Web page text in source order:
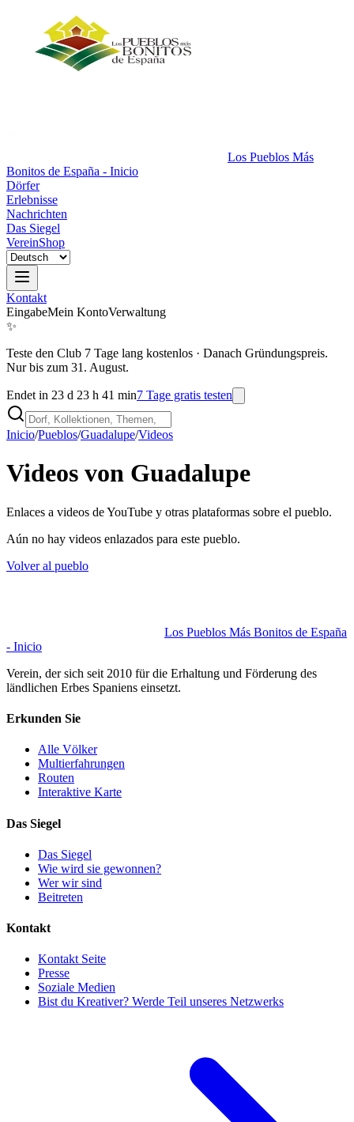
Los Pueblos Más
Bonitos de España - Inicio
Dörfer
Erlebnisse
Nachrichten
Das Siegel
VereinShop
Kontakt
EingabeMein KontoVerwaltung
✨
Teste den Club 7 Tage lang kostenlos · Danach Gründungspreis.
Nur bis zum 31. August.
Endet in 23 d 23 h 41 min7 Tage gratis testen
Inicio/Pueblos/Guadalupe/Videos
Videos von Guadalupe
Enlaces a videos de YouTube y otras plataformas sobre el pueblo.
Aún no hay videos enlazados para este pueblo.
Volver al pueblo
Los Pueblos Más Bonitos de España
- Inicio
Verein, der sich seit 2010 für die Erhaltung und Förderung des
ländlichen Erbes Spaniens einsetzt.
Erkunden Sie
Alle Völker
Multierfahrungen
Routen
Interaktive Karte
Das Siegel
Das Siegel
Wie wird sie gewonnen?
Wer wir sind
Beitreten
Kontakt
Kontakt Seite
Presse
Soziale Medien
Bist du Kreativer? Werde Teil unseres Netzwerks